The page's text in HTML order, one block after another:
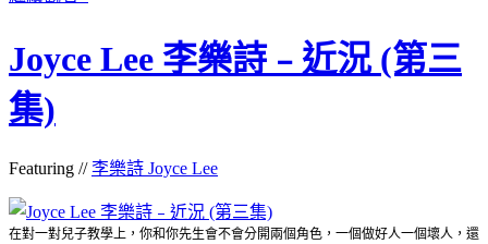
Joyce Lee 李樂詩﹣近況 (第三
集)
Featuring //李樂詩 Joyce Lee
在對一對兒子教學上，你和你先生會不會分開兩個角色，一個做好人一個壞人，還